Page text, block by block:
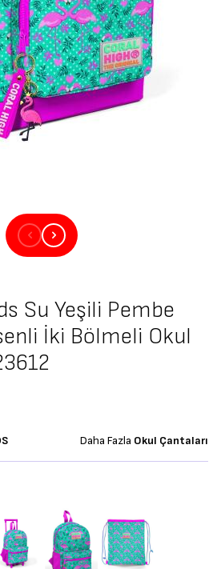
Su Yeşili Pembe
İki Bölmeli Okul
Daha Fazla Okul Çantaları